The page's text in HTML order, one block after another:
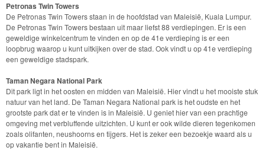
Petronas Twin Towers
De Petronas Twin Towers staan in de hoofdstad van Maleisië, Kuala Lumpur.
De Petronas Twin Towers bestaan uit maar liefst 88 verdiepingen. Er is een
geweldige winkelcentrum te vinden en op de 41e verdieping is er een
loopbrug waarop u kunt uitkijken over de stad. Ook vindt u op 41e verdieping
een geweldige stadspark.
Taman Negara National Park
Dit park ligt in het oosten en midden van Maleisië. Hier vindt u het mooiste stuk
natuur van het land. De Taman Negara National park is het oudste en het
grootste park dat er te vinden is in Maleisië. U geniet hier van een prachtige
omgeving met verbluffende uitzichten. U kunt er ook wilde dieren tegenkomen
zoals olifanten, neushoorns en tijgers. Het is zeker een bezoekje waard als u
op vakantie bent in Maleisië.